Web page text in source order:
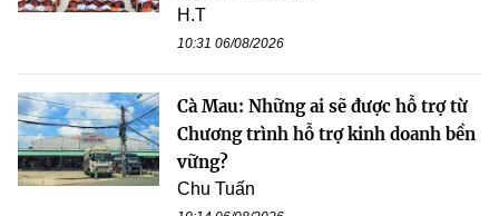
H.T
10:31 06/08/2026
Cà Mau: Những ai sẽ được hỗ trợ từ
Chương trình hỗ trợ kinh doanh bền
vững?
Chu Tuấn